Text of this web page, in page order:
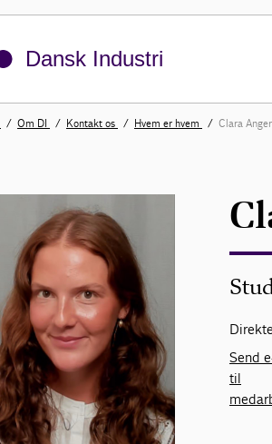
Dansk Industri
Om DI Kontakt os Hvem er hvem Clara
Direkte
Send
til